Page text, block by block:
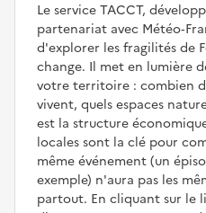
Le service TACCT,
partenariat avec
d'explorer les fragilités de
change. Il met en lumière
votre territoire : combien
vivent, quels espaces
est la structure
locales sont la clé pour
même événement (un
exemple) n'aura pas les
partout. En cliquant sur le